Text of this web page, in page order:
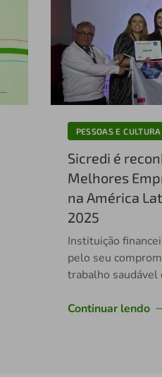
PESSOAS E CULTURA
Sicredi é
Melhores
na América
2025
Instituição
pelo seu
trabalho saudável
Continuar lendo